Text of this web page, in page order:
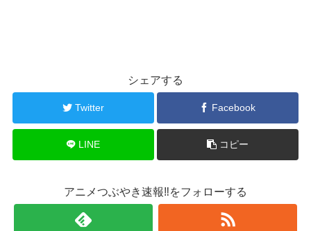
シェアする
Twitter Facebook
LINE コピー
アニメつぶやき速報‼をフォローする